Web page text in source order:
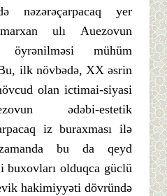
nəzərəçarpacaq yer
ulı Auezovun
öyrənilməsi mühüm
ilk növbədə, XX əsrin
olan ictimai-siyasi
ədəbi-estetik
iz buraxması ilə
bu da qeyd
olduqca güclü
hakimiyyəti dövründə